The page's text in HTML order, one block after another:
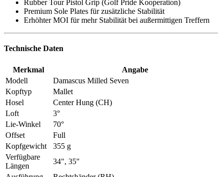
Rubber Tour Pistol Grip (Golf Pride Kooperation)
Premium Sole Plates für zusätzliche Stabilität
Erhöhter MOI für mehr Stabilität bei außermittigen Treffern
Technische Daten
Merkmal
Angabe
Modell
Damascus Milled Seven
Kopftyp
Mallet
Hosel
Center Hung (CH)
Loft
3°
Lie-Winkel
70°
Offset
Full
Kopfgewicht
355 g
Verfügbare
Längen
34", 35"